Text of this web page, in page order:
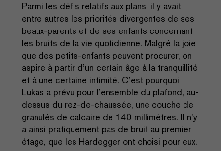
Parmi les défis relatifs aux plans, il y avait
entre autres les priorités divergentes de ses
beaux-parents et de ses enfants concernant
les bruits de la vie quotidienne. Malgré la joie
que des petits-enfants peuvent procurer, on
aspire à partir d’un certain âge à la tranquillité
et à une certaine intimité. C’est pourquoi
Lukas a prévu pour l’ensemble du plafond, au-
dessus du rez-de-chaussée, une couche de
granulés de calcaire de 140 millimètres. Il n’y
a ainsi pratiquement pas de bruit au premier
étage, que les Hardegger ont choisi pour eux.